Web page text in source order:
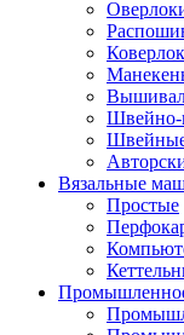
Швейные
Вязальные
Простые